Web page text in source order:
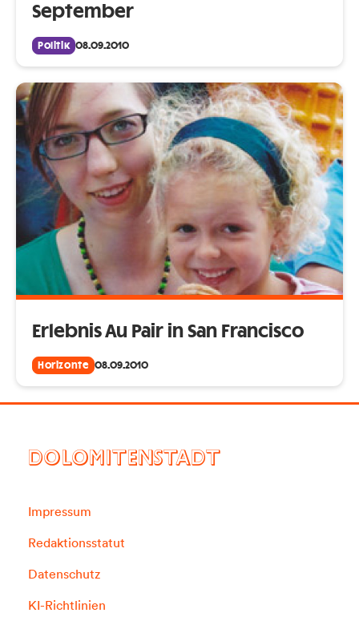
September
Politik 08.09.2010
Erlebnis Au Pair in San Francisco
Horizonte 08.09.2010
DOLOMITENSTADT
Impressum
Redaktionsstatut
Datenschutz
KI-Richtlinien